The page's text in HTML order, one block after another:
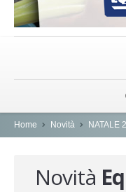
Chi Siamo
Prodotti
Produttori
Home Novità NATALE
Novità